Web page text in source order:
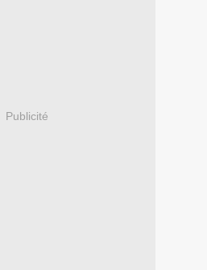
Publicité